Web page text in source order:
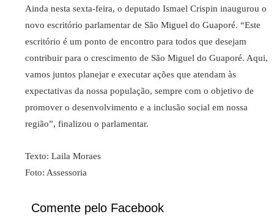
Ainda nesta sexta-feira, o deputado Ismael Crispin inaugurou o
novo escritório parlamentar de São Miguel do Guaporé. “Este
escritório é um ponto de encontro para todos que desejam
contribuir para o crescimento de São Miguel do Guaporé. Aqui,
vamos juntos planejar e executar ações que atendam às
expectativas da nossa população, sempre com o objetivo de
promover o desenvolvimento e a inclusão social em nossa
região”, finalizou o parlamentar.
Texto: Laila Moraes
Foto: Assessoria
Comente pelo Facebook